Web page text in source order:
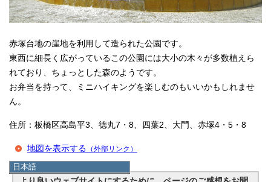
日本語
日本語
赤塚台地の崖地を利用して造られた公園です。
東西に細長く広がっているこの公園には大小の木々が多数植えら
れており、ちょっとした森のようです。
お弁当を持って、ミニハイキングを楽しむのもいいかもしれませ
ん。
住所：板橋区高島平3、徳丸7・8、四葉2、大門、赤塚4・5・8
地図を表示する （外部リンク）